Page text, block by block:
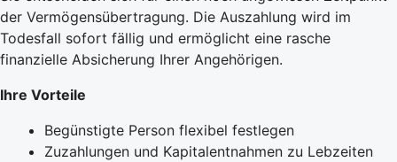
der Vermögensübertragung. Die Auszahlung wird im
Todesfall sofort fällig und ermöglicht eine rasche
finanzielle Absicherung Ihrer Angehörigen.
Ihre Vorteile
Begünstigte Person flexibel festlegen
Zuzahlungen und Kapitalentnahmen zu Lebzeiten